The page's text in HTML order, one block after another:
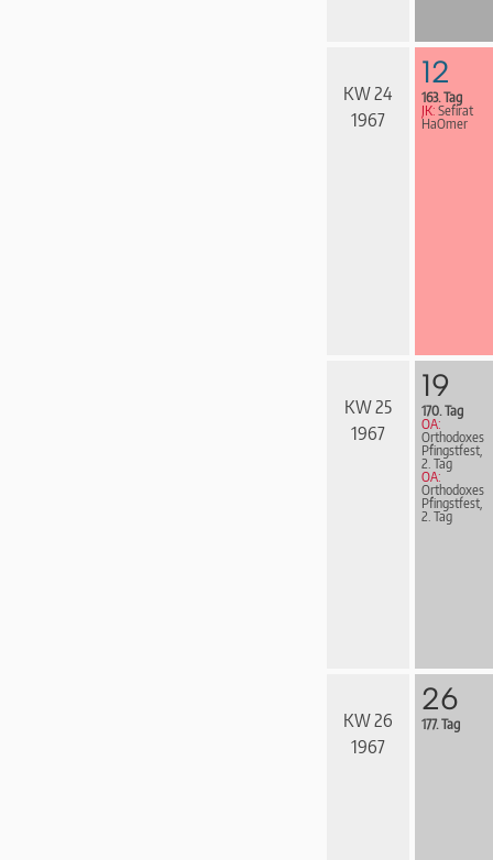
KW 24
1967
12
163. Tag
JK: Sefirat
HaOmer
KW 25
1967
19
170. Tag
OA:
Orthodoxes
Pfingstfest,
2. Tag
OA:
Orthodoxes
Pfingstfest,
2. Tag
KW 26
1967
26
177. Tag